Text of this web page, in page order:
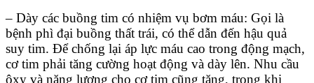
– Dày các buồng tim có nhiệm vụ bơm máu: Gọi là
bệnh phì đại buồng thất trái, có thể dẫn đến hậu quả
suy tim. Để chống lại áp lực máu cao trong động mạch,
cơ tim phải tăng cường hoạt động và dày lên. Nhu cầu
ôxy và năng lượng cho cơ tim cũng tăng, trong khi